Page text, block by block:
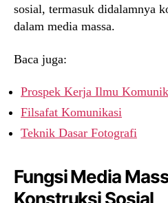
sosial, termasuk didalamnya
dalam media massa.
Baca juga:
Prospek Kerja Ilmu
Filsafat Komunikasi
Teknik Dasar Fotografi
Fungsi Media